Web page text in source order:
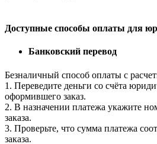
Доступные способы оплаты для
Банковский перевод
Безналичный способ оплаты с
1. Переведите деньги со счёта
оформившего заказ.
2. В назначении платежа укажите
заказа.
3. Проверьте, что сумма платежа
заказа.